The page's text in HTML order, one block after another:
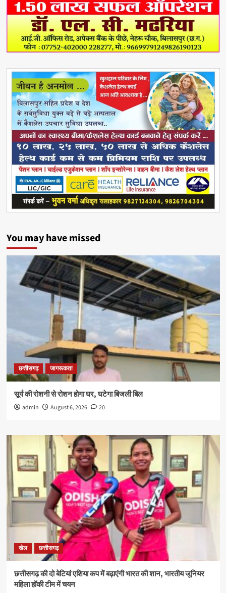
You may have missed
छत्तीसगढ़ जागरूकता
सूर्य की रोशनी से रोशन होगा घर, घटेगा बिजली बिल
admin August 6, 2026 20
खेल छत्तीसगढ़
छत्तीसगढ़ की दो बेटियां एशिया कप में बढ़ाएंगी भारत की शान, भारतीय जूनियर
महिला हॉकी टीम में चयन